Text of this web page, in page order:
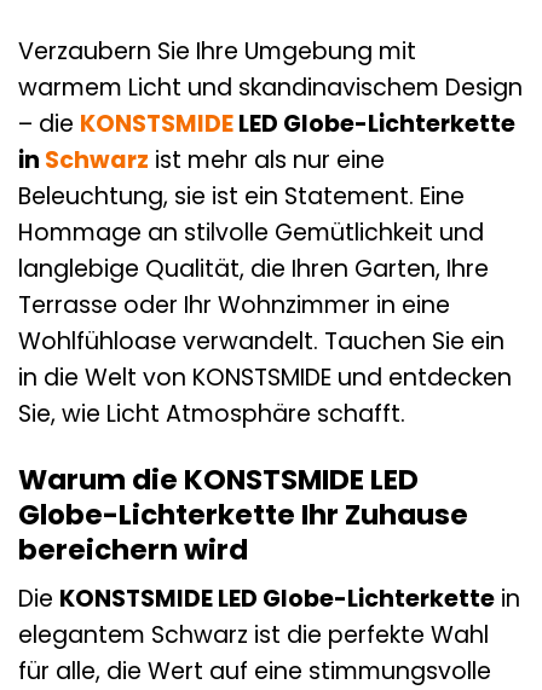
Verzaubern Sie Ihre Umgebung mit
warmem Licht und skandinavischem Design
– die KONSTSMIDELED Globe-Lichterkette
in Schwarz ist mehr als nur eine
Beleuchtung, sie ist ein Statement. Eine
Hommage an stilvolle Gemütlichkeit und
langlebige Qualität, die Ihren Garten, Ihre
Terrasse oder Ihr Wohnzimmer in eine
Wohlfühloase verwandelt. Tauchen Sie ein
in die Welt von KONSTSMIDE und entdecken
Sie, wie Licht Atmosphäre schafft.
Warum die KONSTSMIDE LED
Globe-Lichterkette Ihr Zuhause
bereichern wird
Die KONSTSMIDE LED Globe-Lichterkette in
elegantem Schwarz ist die perfekte Wahl
für alle, die Wert auf eine stimmungsvolle